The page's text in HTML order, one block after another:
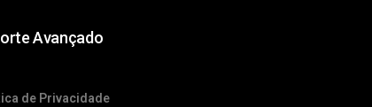
Avançado
de Privacidade